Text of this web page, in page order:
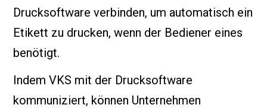
Drucksoftware verbinden, um automatisch ein
Etikett zu drucken, wenn der Bediener eines
benötigt.
Indem VKS mit der Drucksoftware
kommuniziert, können Unternehmen